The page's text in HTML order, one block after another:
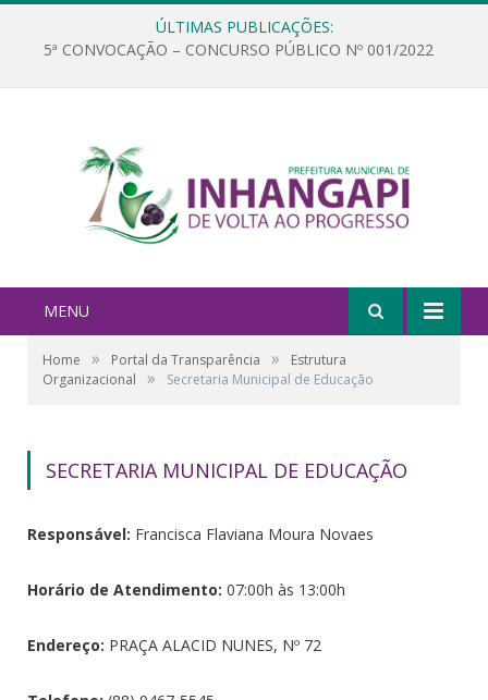
ÚLTIMAS PUBLICAÇÕES:
5ª CONVOCAÇÃO – CONCURSO PÚBLICO Nº 001/2022
MENU
Home » Portal da Transparência »
Estrutura
Organizacional
» Secretaria Municipal de Educação
SECRETARIA MUNICIPAL DE EDUCAÇÃO
Responsável: Francisca Flaviana Moura Novaes
Horário de Atendimento: 07:00h às 13:00h
Endereço: PRAÇA ALACID NUNES, Nº 72